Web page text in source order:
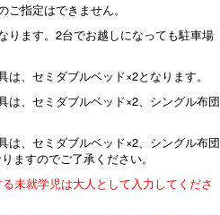
指定はできません。
ります。2台でお越しになっても駐車場
は、セミダブルベッド×2となります。
は、セミダブルベッド×2、シングル布団
は、セミダブルベッド×2、シングル布団
ますのでご了承ください。
未就学児は大人として入力してくださ